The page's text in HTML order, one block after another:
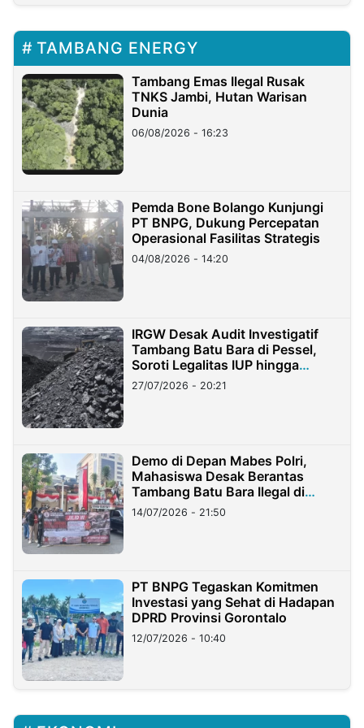
TAMBANG ENERGY
Tambang Emas Ilegal Rusak
TNKS Jambi, Hutan Warisan
Dunia
06/08/2026 - 16:23
Pemda Bone Bolango Kunjungi
PT BNPG, Dukung Percepatan
Operasional Fasilitas Strategis
04/08/2026 - 14:20
IRGW Desak Audit Investigatif
Tambang Batu Bara di Pessel,
Soroti Legalitas IUP hingga
Stockpile
27/07/2026 - 20:21
Demo di Depan Mabes Polri,
Mahasiswa Desak Berantas
Tambang Batu Bara Ilegal di
Lampung
14/07/2026 - 21:50
PT BNPG Tegaskan Komitmen
Investasi yang Sehat di Hadapan
DPRD Provinsi Gorontalo
12/07/2026 - 10:40